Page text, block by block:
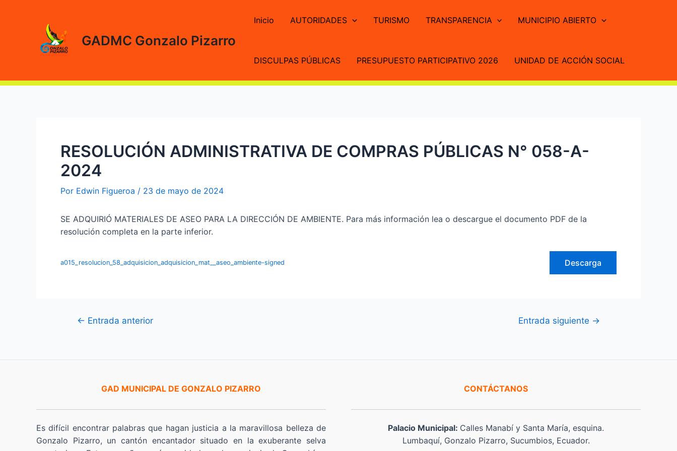
GADMC Gonzalo Pizarro
Inicio AUTORIDADES TURISMO TRANSPARENCIA MUNICIPIO ABIERTO
DISCULPAS PÚBLICAS PRESUPUESTO PARTICIPATIVO 2026 UNIDAD DE ACCIÓN SOCIAL
RESOLUCIÓN ADMINISTRATIVA DE COMPRAS PÚBLICAS N° 058-A-
2024
Por Edwin Figueroa / 23 de mayo de 2024
SE ADQUIRIÓ MATERIALES DE ASEO PARA LA DIRECCIÓN DE AMBIENTE. Para más información lea o descargue el documento PDF de la
resolución completa en la parte inferior.
a015_resolucion_58_adquisicion_adquisicion_mat__aseo_ambiente-signed Descarga
Navegación
← Entrada anterior Entrada siguiente →
GAD MUNICIPAL DE GONZALO PIZARRO
Es difícil encontrar palabras que hagan justicia a la maravillosa belleza de
Gonzalo Pizarro, un cantón encantador situado en la exuberante selva
CONTÁCTANOS
Palacio Municipal: Calles Manabí y Santa María, esquina.
Lumbaquí, Gonzalo Pizarro, Sucumbios, Ecuador.